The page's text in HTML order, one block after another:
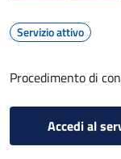
Servizio attivo
Procedimento di
Accedi al